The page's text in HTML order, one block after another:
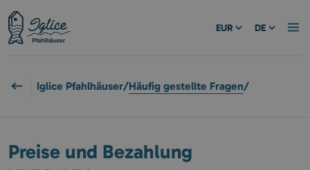
EUR DE
Iglice Pfahlhäuser/Häufig gestellte Fragen/
Preise und Bezahlung